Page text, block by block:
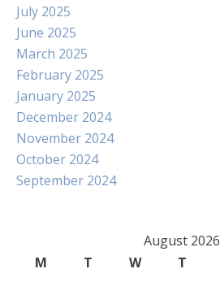
July 2025
June 2025
March 2025
February 2025
January 2025
December 2024
November 2024
October 2024
September 2024
August 2026
M
T W T